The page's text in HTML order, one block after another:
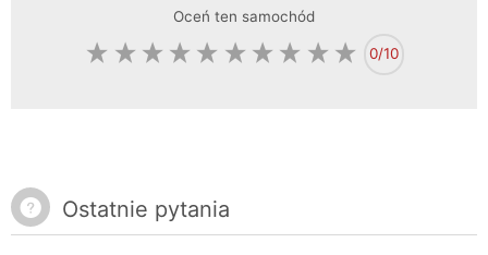
Oceń ten samochód
0/10
Ostatnie pytania